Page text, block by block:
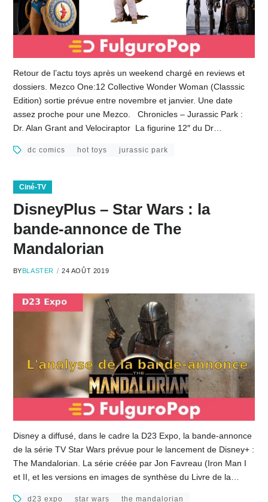
Retour de l’actu toys après un weekend chargé en reviews et
dossiers. Mezco One:12 Collective Wonder Woman (Classsic
Edition) sortie prévue entre novembre et janvier. Une date
assez proche pour une Mezco. Chronicles – Jurassic Park :
Dr. Alan Grant and Velociraptor La figurine 12″ du Dr…
dc comics hot toys jurassic park
Ciné-TV
DisneyPlus – Star Wars : la
bande-annonce de The
Mandalorian
BYBLASTER 24 AOÛT 2019
Disney a diffusé, dans le cadre la D23 Expo, la bande-annonce
de la série TV Star Wars prévue pour le lancement de Disney+ :
The Mandalorian. La série créée par Jon Favreau (Iron Man I
et II, et les versions en images de synthèse du Livre de la…
d23 expo star wars the mandalorian